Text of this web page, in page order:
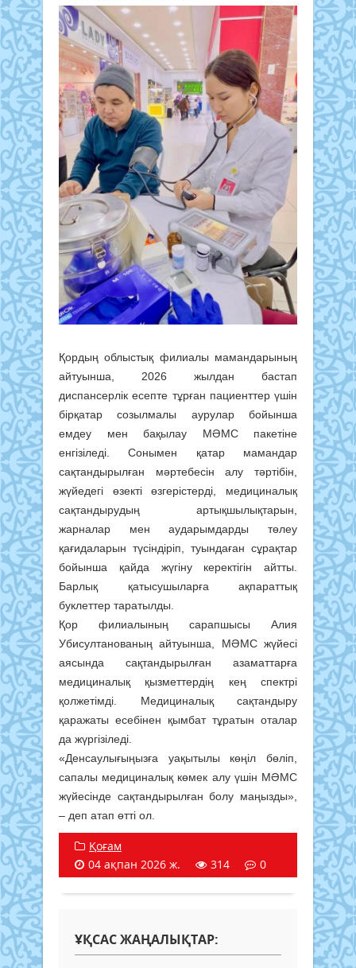
Қордың облыстық филиалы мамандарының
айтуынша, 2026 жылдан бастап
диспансерлік есепте тұрған пациенттер үшін
бірқатар созылмалы аурулар бойынша
емдеу мен бақылау МӘМС пакетіне
енгізіледі. Сонымен қатар мамандар
сақтандырылған мәртебесін алу тәртібін,
жүйедегі өзекті өзгерістерді, медициналық
сақтандырудың артықшылықтарын,
жарналар мен аударымдарды төлеу
қағидаларын түсіндіріп, туындаған сұрақтар
бойынша қайда жүгіну керектігін айтты.
Барлық қатысушыларға ақпараттық
буклеттер таратылды.
Қор филиалының сарапшысы Алия
Убисултанованың айтуынша, МӘМС жүйесі
аясында сақтандырылған азаматтарға
медициналық қызметтердің кең спектрі
қолжетімді. Медициналық сақтандыру
қаражаты есебінен қымбат тұратын оталар
да жүргізіледі.
«Денсаулығыңызға уақытылы көңіл бөліп,
сапалы медициналық көмек алу үшін МӘМС
жүйесінде сақтандырылған болу маңызды»,
– деп атап өтті ол.
Қоғам
04 ақпан 2026 ж.
314 0
ҰҚСАС ЖАҢАЛЫҚТАР: